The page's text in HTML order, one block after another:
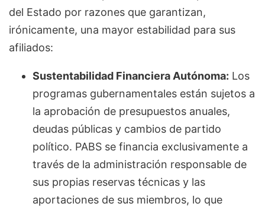
del Estado por razones que garantizan,
irónicamente, una mayor estabilidad para sus
afiliados:
Sustentabilidad Financiera Autónoma: Los
programas gubernamentales están sujetos a
la aprobación de presupuestos anuales,
deudas públicas y cambios de partido
político. PABS se financia exclusivamente a
través de la administración responsable de
sus propias reservas técnicas y las
aportaciones de sus miembros, lo que